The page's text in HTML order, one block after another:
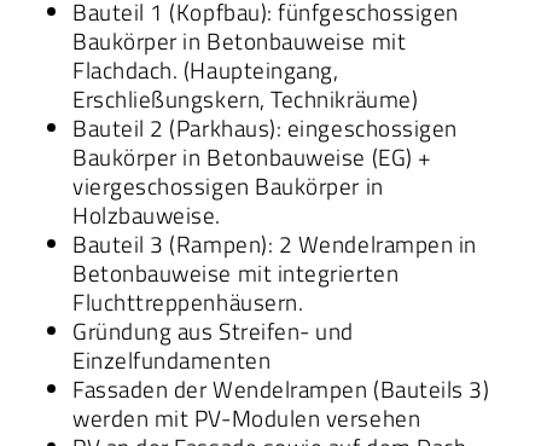
Bauteil 1 (Kopfbau): fünfgeschossigen
Baukörper in Betonbauweise mit
Flachdach. (Haupteingang,
Erschließungskern, Technikräume)
Bauteil 2 (Parkhaus): eingeschossigen
Baukörper in Betonbauweise (EG) +
viergeschossigen Baukörper in
Holzbauweise.
Bauteil 3 (Rampen): 2 Wendelrampen in
Betonbauweise mit integrierten
Fluchttreppenhäusern.
Gründung aus Streifen- und
Einzelfundamenten
Fassaden der Wendelrampen (Bauteils 3)
werden mit PV-Modulen versehen